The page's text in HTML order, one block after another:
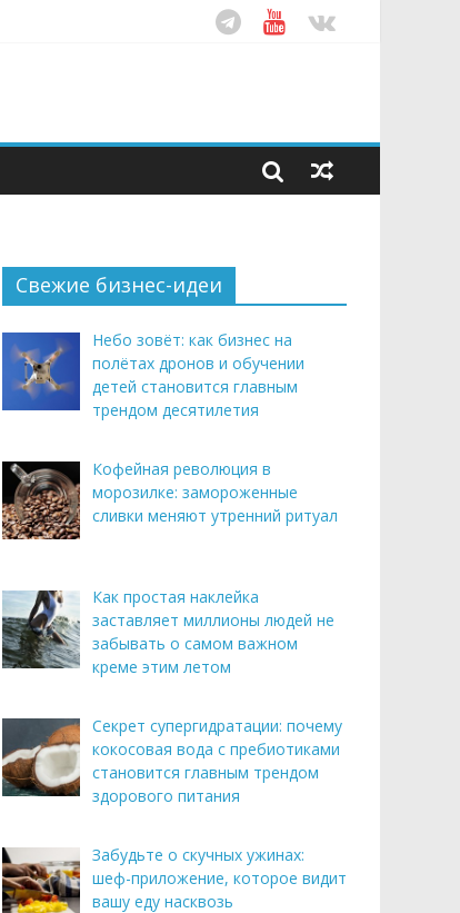
Свежие бизнес-идеи
Небо зовёт: как бизнес на
полётах дронов и обучении
детей становится главным
трендом десятилетия
Кофейная революция в
морозилке: замороженные
сливки меняют утренний ритуал
Как простая наклейка
заставляет миллионы людей не
забывать о самом важном
креме этим летом
Секрет супергидратации: почему
кокосовая вода с пребиотиками
становится главным трендом
здорового питания
Забудьте о скучных ужинах:
шеф-приложение, которое видит
вашу еду насквозь